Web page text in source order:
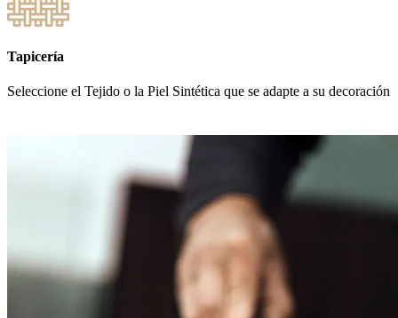
Tapicería
Seleccione el Tejido o la Piel Sintética que se adapte a su decoración